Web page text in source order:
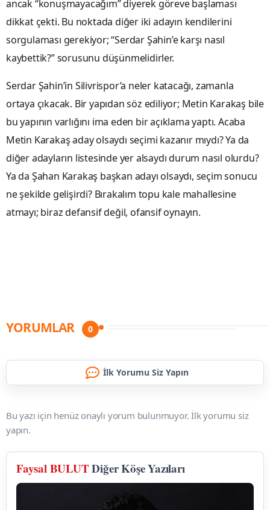
ancak “konuşmayacağım” diyerek göreve başlaması
dikkat çekti. Bu noktada diğer iki adayın kendilerini
sorgulaması gerekiyor; “Serdar Şahin’e karşı nasıl
kaybettik?” sorusunu düşünmelidirler.
Serdar Şahin’in Silivrispor’a neler katacağı, zamanla
ortaya çıkacak. Bir yapıdan söz ediliyor; Metin Karakaş bile
bu yapının varlığını ima eden bir açıklama yaptı. Acaba
Metin Karakaş aday olsaydı seçimi kazanır mıydı? Ya da
diğer adayların listesinde yer alsaydı durum nasıl olurdu?
Ya da Şahan Karakaş başkan adayı olsaydı, seçim sonucu
ne şekilde gelişirdi? Bırakalım topu kale mahallesine
atmayı; biraz defansif değil, ofansif oynayın.
YORUMLAR 0
İlk Yorumu Siz Yapın
Bu yazı için henüz onaylı yorum bulunmuyor. İlk yorumu siz
yapın.
Faysal BULUTDiğer Köşe Yazıları